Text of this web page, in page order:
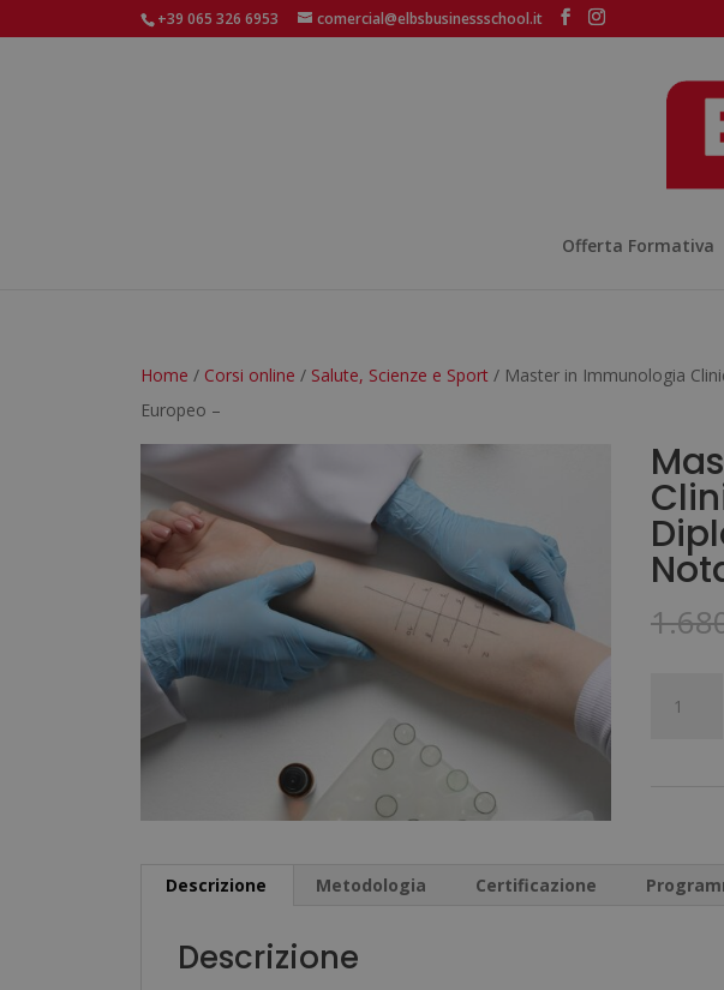
+39 065 326 6953 comercial@elbsbusinessschool.it
Offerta Formativa
Home / Corsi online / Salute, Scienze e Sport / Master in Immunologia
Europeo –
Diploma
Descrizione Metodologia Certificazione
Descrizione